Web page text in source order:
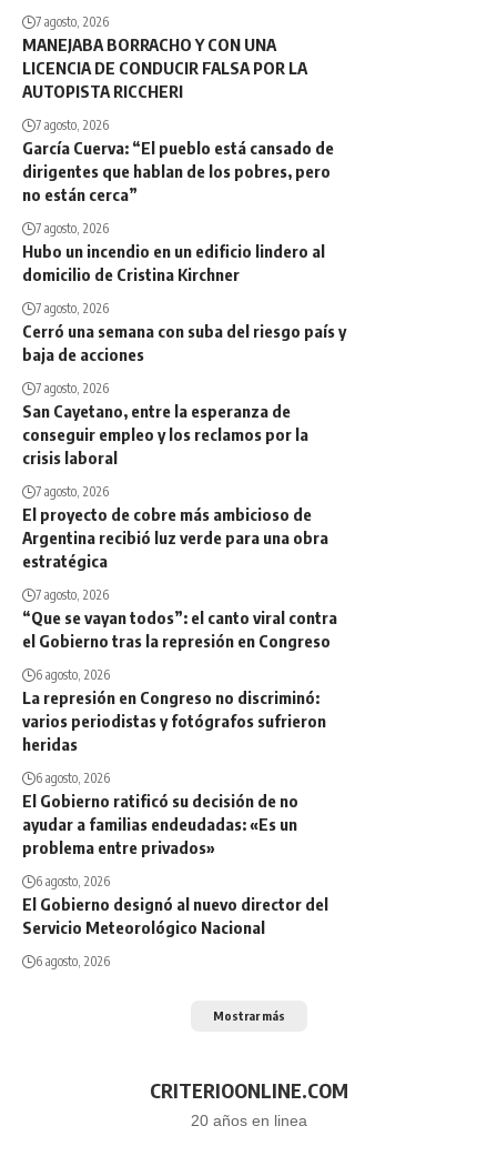
7 agosto, 2026
MANEJABA BORRACHO Y CON UNA
LICENCIA DE CONDUCIR FALSA POR LA
AUTOPISTA RICCHERI
7 agosto, 2026
García Cuerva: “El pueblo está cansado de
dirigentes que hablan de los pobres, pero
no están cerca”
7 agosto, 2026
Hubo un incendio en un edificio lindero al
domicilio de Cristina Kirchner
7 agosto, 2026
Cerró una semana con suba del riesgo país y
baja de acciones
7 agosto, 2026
San Cayetano, entre la esperanza de
conseguir empleo y los reclamos por la
crisis laboral
7 agosto, 2026
El proyecto de cobre más ambicioso de
Argentina recibió luz verde para una obra
estratégica
7 agosto, 2026
“Que se vayan todos”: el canto viral contra
el Gobierno tras la represión en Congreso
6 agosto, 2026
La represión en Congreso no discriminó:
varios periodistas y fotógrafos sufrieron
heridas
6 agosto, 2026
El Gobierno ratificó su decisión de no
ayudar a familias endeudadas: «Es un
problema entre privados»
6 agosto, 2026
El Gobierno designó al nuevo director del
Servicio Meteorológico Nacional
6 agosto, 2026
Mostrar más
CRITERIOONLINE.COM
20 años en linea